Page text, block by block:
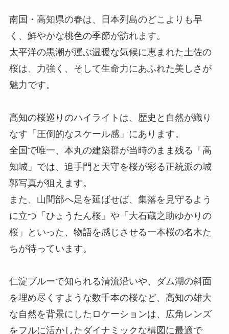
南国・高知県の春は、日本列島のどこよりも早
く、鮮やかな桃色の季節が訪れます。
太平洋の黒潮が運ぶ温暖な気候に恵まれた土佐の
桜は、力強く、そして生命力にあふれた美しさが
魅力です。
高知の桜巡りのハイライトは、歴史と自然が織り
なす「圧倒的なスケール感」にあります。
全国で唯一、本丸の建築群が当時のまま残る「高
知城」では、追手門と天守を桜が彩る正統派の城
郭写真が狙えます。
また、山間部へ足を延ばせば、集落を見守るよう
に立つ「ひょうたん桜」や「大石蔵之助ゆかりの
桜」といった、物語を感じさせる一本桜の名木た
ちが待っています。
仁淀ブルーで知られる清流沿いや、ダム湖の斜面
を埋め尽くすような数千本の桜など、高知の雄大
な自然を背景にしたロケーションは、広角レンズ
をフルに活かしたダイナミックな構図に最適で